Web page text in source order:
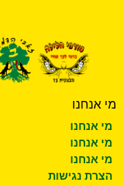
מי אנחנו
מי אנחנו
מי אנחנו
מי אנחנו
הצרת נגישות